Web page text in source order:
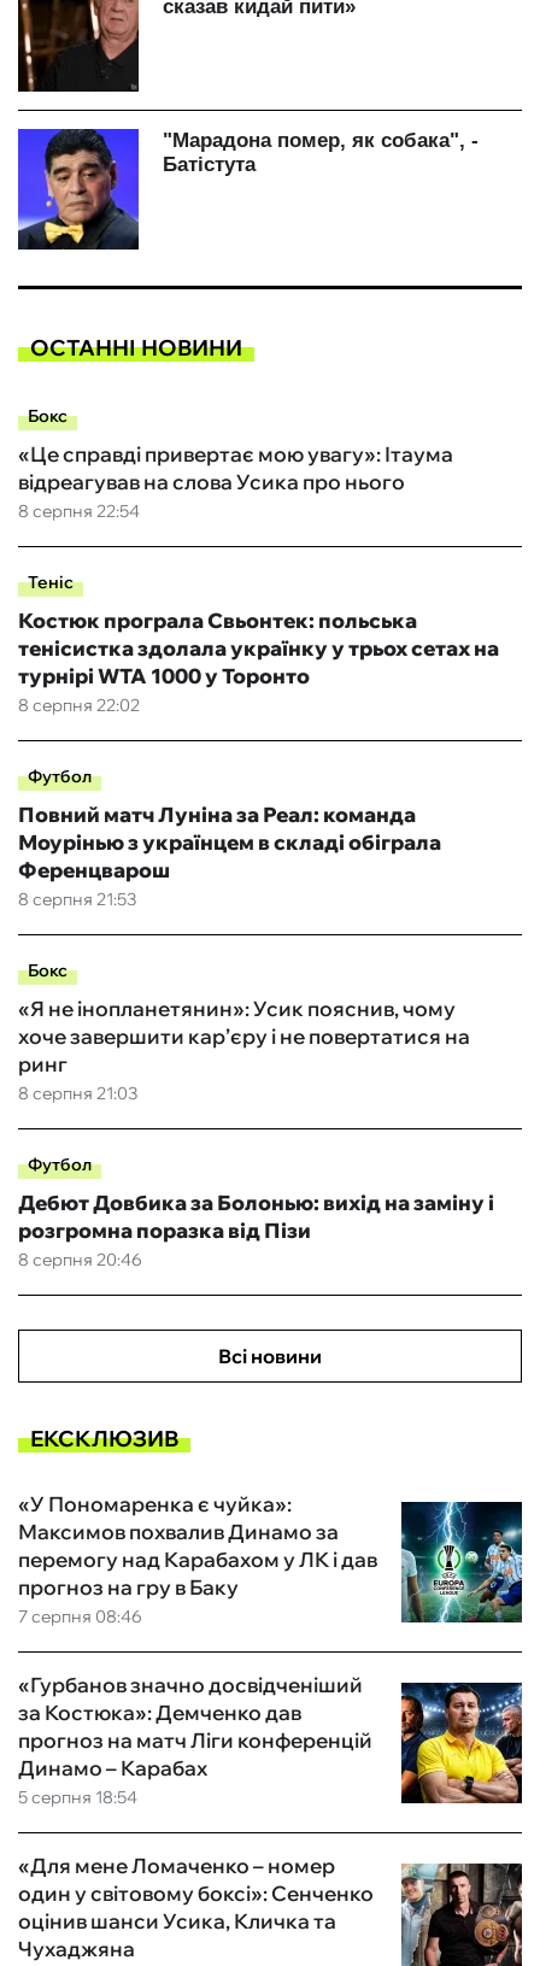
ОСТАННІ НОВИНИ
Бокс
8 серпня 22:54
«Це справді привертає мою увагу»: Ітаума
відреагував на слова Усика про нього
Теніс
8 серпня 22:02
Костюк програла Свьонтек: польська
тенісистка здолала українку у трьох сетах на
турнірі WTA 1000 у Торонто
Футбол
8 серпня 21:53
Повний матч Луніна за Реал: команда
Моурінью з українцем в складі обіграла
Ференцварош
Бокс
8 серпня 21:03
«Я не інопланетянин»: Усик пояснив, чому
хоче завершити кар’єру і не повертатися на
ринг
Футбол
8 серпня 20:46
Дебют Довбика за Болонью: вихід на заміну і
розгромна поразка від Пізи
Всі новини
ЕКСКЛЮЗИВ
7 серпня 08:46
«У Пономаренка є чуйка»:
Максимов похвалив Динамо за
перемогу над Карабахом у ЛК і дав
прогноз на гру в Баку
5 серпня 18:54
«Гурбанов значно досвідченіший
за Костюка»: Демченко дав
прогноз на матч Ліги конференцій
Динамо – Карабах
«Для мене Ломаченко – номер
один у світовому боксі»: Сенченко
оцінив шанси Усика, Кличка та
Чухаджяна